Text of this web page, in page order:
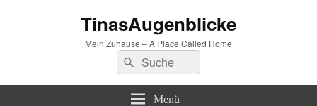
TinasAugenblicke
Mein Zuhause – A Place Called Home
Suchen
nach:
Suchen
Menü